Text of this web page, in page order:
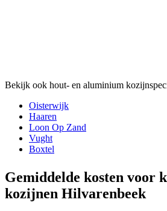
Bekijk ook hout- en aluminium
Oisterwijk
Haaren
Loon Op Zand
Vught
Boxtel
Gemiddelde kosten voor
kozijnen Hilvarenbeek